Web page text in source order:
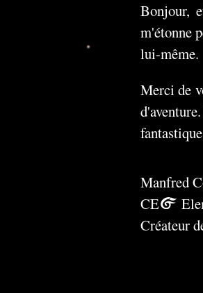
Bonjour,
m'étonne
lui-même.
Merci de
Manfred
CEO
Créateur